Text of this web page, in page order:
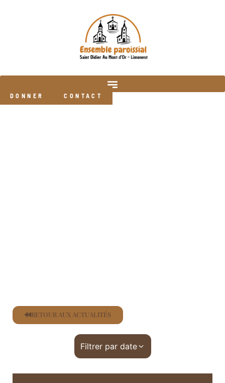
DONNER CONTACT
RETOUR AUX ACTUALITÉS
Filtrer par date